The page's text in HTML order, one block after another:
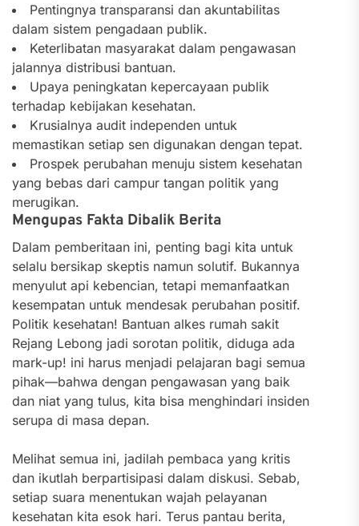
Pentingnya transparansi dan akuntabilitas
dalam sistem pengadaan publik.
Keterlibatan masyarakat dalam pengawasan
jalannya distribusi bantuan.
Upaya peningkatan kepercayaan publik
terhadap kebijakan kesehatan.
Krusialnya audit independen untuk
memastikan setiap sen digunakan dengan tepat.
Prospek perubahan menuju sistem kesehatan
yang bebas dari campur tangan politik yang
merugikan.
Mengupas Fakta Dibalik Berita
Dalam pemberitaan ini, penting bagi kita untuk
selalu bersikap skeptis namun solutif. Bukannya
menyulut api kebencian, tetapi memanfaatkan
kesempatan untuk mendesak perubahan positif.
Politik kesehatan! Bantuan alkes rumah sakit
Rejang Lebong jadi sorotan politik, diduga ada
mark-up! ini harus menjadi pelajaran bagi semua
pihak—bahwa dengan pengawasan yang baik
dan niat yang tulus, kita bisa menghindari insiden
serupa di masa depan.
Melihat semua ini, jadilah pembaca yang kritis
dan ikutlah berpartisipasi dalam diskusi. Sebab,
setiap suara menentukan wajah pelayanan
kesehatan kita esok hari. Terus pantau berita,